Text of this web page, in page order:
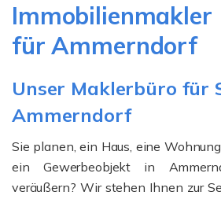
Immobilienmakler
für Ammerndorf
Unser Maklerbüro für
Ammerndorf
Sie planen, ein Haus, eine
ein Gewerbeobjekt in
veräußern? Wir stehen Ihnen zur